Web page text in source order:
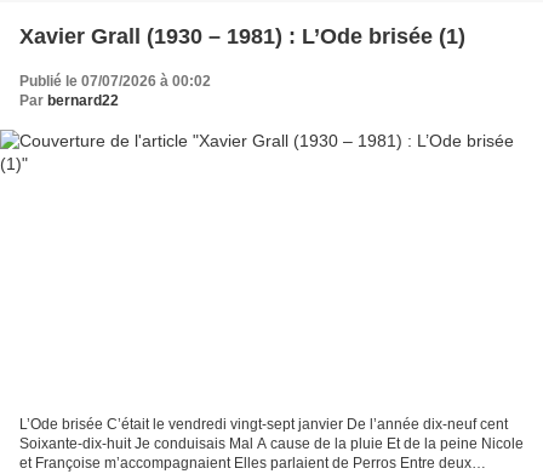
Xavier Grall (1930 – 1981) : L’Ode brisée (1)
Publié le 07/07/2026 à 00:02
Par bernard22
L’Ode brisée C’était le vendredi vingt-sept janvier De l’année dix-neuf cent
Soixante-dix-huit Je conduisais Mal A cause de la pluie Et de la peine Nicole
et Françoise m’accompagnaient Elles parlaient de Perros Entre deux